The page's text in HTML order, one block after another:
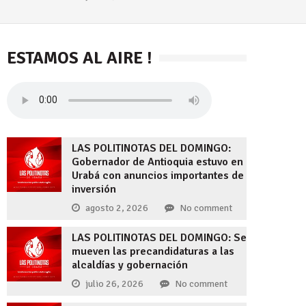
ESTAMOS AL AIRE !
LAS POLITINOTAS DEL DOMINGO:
Gobernador de Antioquia estuvo en
Urabá con anuncios importantes de
inversión
agosto 2, 2026 No comment
LAS POLITINOTAS DEL DOMINGO: Se
mueven las precandidaturas a las
alcaldías y gobernación
julio 26, 2026 No comment